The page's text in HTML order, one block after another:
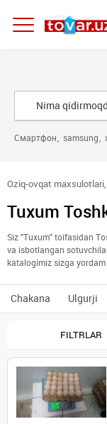
Смартфон samsung
Oziq-ovqat
Tuxum
Siz "Tuxum" toifasidan
va isbotlangan
katalogimiz sizga
Chakana Ulgurji
FILTRLAR